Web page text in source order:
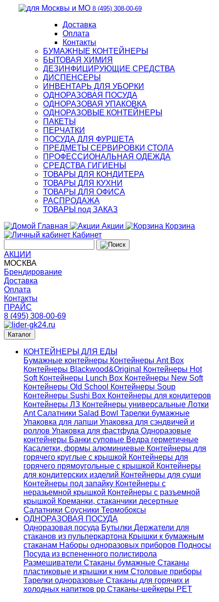
8 (495) 308-00-69
Доставка
Оплата
Контакты
БУМАЖНЫЕ КОНТЕЙНЕРЫ
БЫТОВАЯ ХИМИЯ
ДЕЗИНФИЦИРУЮЩИЕ СРЕДСТВА
ДИСПЕНСЕРЫ
ИНВЕНТАРЬ ДЛЯ УБОРКИ
ОДНОРАЗОВАЯ ПОСУДА
ОДНОРАЗОВАЯ УПАКОВКА
ОДНОРАЗОВЫЕ КОНТЕЙНЕРЫ
ПАКЕТЫ
ПЕРЧАТКИ
ПОСУДА ДЛЯ ФУРШЕТА
ПРЕДМЕТЫ СЕРВИРОВКИ СТОЛА
ПРОФЕССИОНАЛЬНАЯ ОДЕЖДА
СРЕДСТВА ГИГИЕНЫ
ТОВАРЫ ДЛЯ КОНДИТЕРА
ТОВАРЫ ДЛЯ КУХНИ
ТОВАРЫ ДЛЯ ОФИСА
РАСПРОДАЖА
ТОВАРЫ под ЗАКАЗ
Главная
Акции
Корзина
Кабинет
АКЦИИ
МОСКВА
Брендирование
Доставка
Оплата
Контакты
ПРАЙС
8 (495) 308-00-69
Каталог
КОНТЕЙНЕРЫ ДЛЯ ЕДЫ
Бумажные контейнеры Контейнеры Ant Box
Контейнеры Blackwood&Original
Контейнеры Hot
Soft Контейнеры Lunch Box Контейнеры New Soft
Контейнеры Old School Контейнеры Soup
Контейнеры Sushi Box Контейнеры для кондитеров
Контейнеры ЛЗ Контейнеры универсальные Лотки
AntСалатники Salad Bowl Тарелки бумажные
Упаковка для лапши Упаковка для сэндвичей и
роллов Упаковка для фастфуда Одноразовые
контейнеры Банки суповые Ведра герметичные
Касалетки, формы алюминиевые Контейнеры для
горячего круглые с крышкой Контейнеры для
горячего прямоугольные с крышкой Контейнеры
для кондитерских изделий Контейнеры для суши
Контейнеры под запайку Контейнеры с
неразьемной крышкой Контейнеры с разъемной
крышкой Креманки, стаканчики десертные
Салатники Соусники Термобоксы
ОДНОРАЗОВАЯ ПОСУДА
Одноразовая посуда Бутылки Держатели для
стаканов из пульперкартона Крышки к бумажным
стаканам Наборы одноразовых приборов Подносы
Посуда из вспененного полистирола
Размешиватели Стаканы бумажные Стаканы
пластиковые и крышки к ним Столовые приборы
Тарелки одноразовые Стаканы для горячих и
холодных напитков pp Стаканы-шейкеры PET